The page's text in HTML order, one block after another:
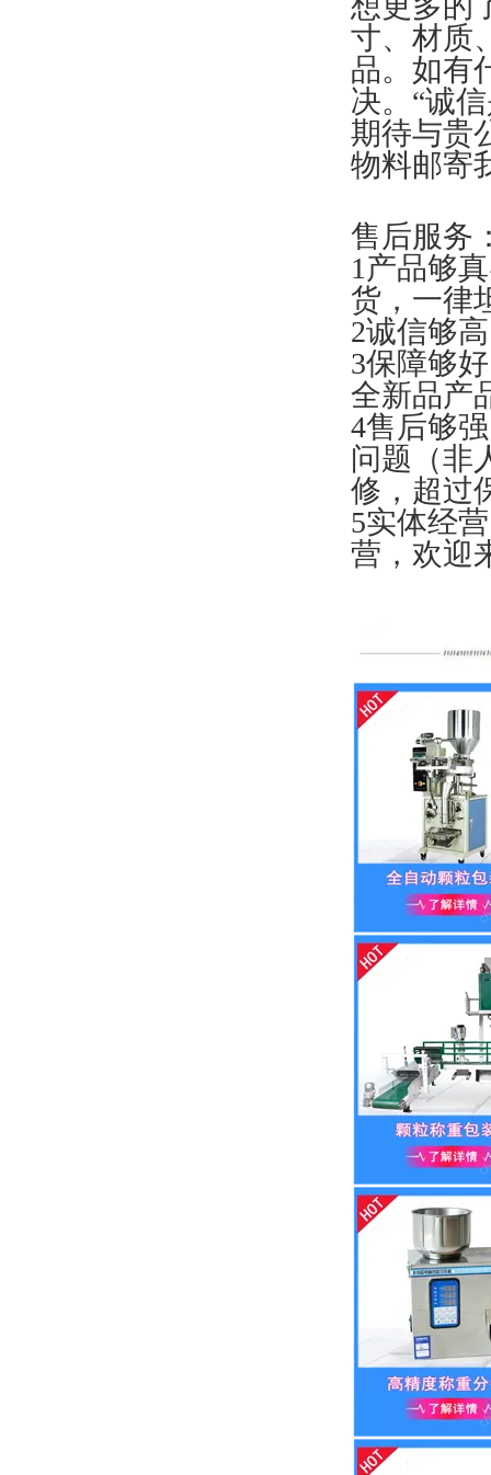
寸、材质
品。如有
决。“诚
期待与贵
物料邮寄
售后服务
1产品够
货，一律
2诚信够
3保障够
全新品产
4售后够
问题（非
修，超过
5实体经
营，欢迎